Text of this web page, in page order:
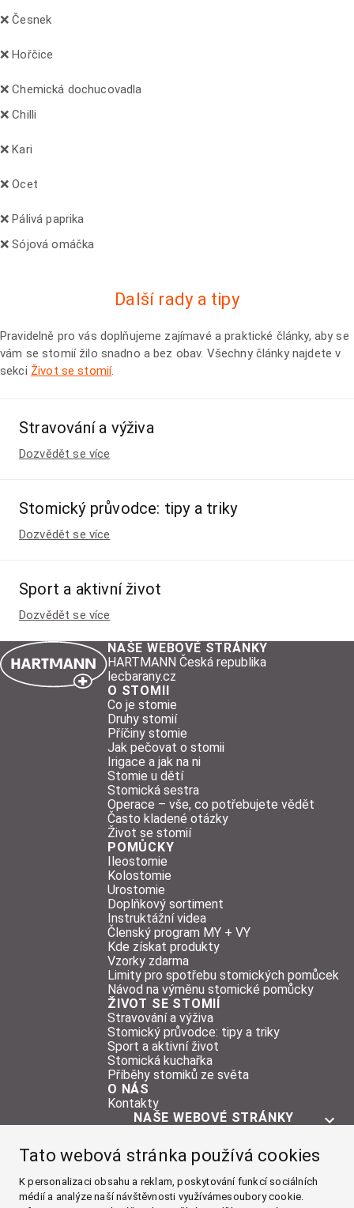
Tato webová stránka používá cookies
K personalizaci obsahu a reklam, poskytování funkcí sociálních
médií a analýze naší návštěvnosti využívámesoubory cookie.
❌ Česnek
❌ Hořčice
❌ Chemická dochucovadla
❌ Chilli
❌ Kari
❌ Ocet
❌ Pálivá paprika
❌ Sójová omáčka
Další rady a tipy
Pravidelně pro vás doplňujeme zajímavé a praktické články, aby se
vám se stomií žilo snadno a bez obav. Všechny články najdete v
sekci Život se stomií.
Stravování a výživa
Dozvědět se více
Stomický průvodce: tipy a triky
Dozvědět se více
Sport a aktivní život
Dozvědět se více
NAŠE WEBOVÉ STRÁNKY
HARTMANN Česká republika
lecbarany.cz
O STOMII
Co je stomie
Druhy stomií
Příčiny stomie
Jak pečovat o stomii
Irigace a jak na ni
Stomie u dětí
Stomická sestra
Operace – vše, co potřebujete vědět
Často kladené otázky
Život se stomií
POMŮCKY
Ileostomie
Kolostomie
Urostomie
Doplňkový sortiment
Instruktážní videa
Členský program MY + VY
Kde získat produkty
Vzorky zdarma
Limity pro spotřebu stomických pomůcek
Návod na výměnu stomické pomůcky
ŽIVOT SE STOMIÍ
Stravování a výživa
Stomický průvodce: tipy a triky
Sport a aktivní život
Stomická kuchařka
Příběhy stomiků ze světa
O NÁS
Kontakty
NAŠE WEBOVÉ STRÁNKY
POMŮCKY
ŽIVOT SE STOMIÍ
O NÁS